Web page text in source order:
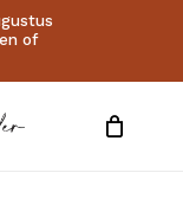
of
Filters